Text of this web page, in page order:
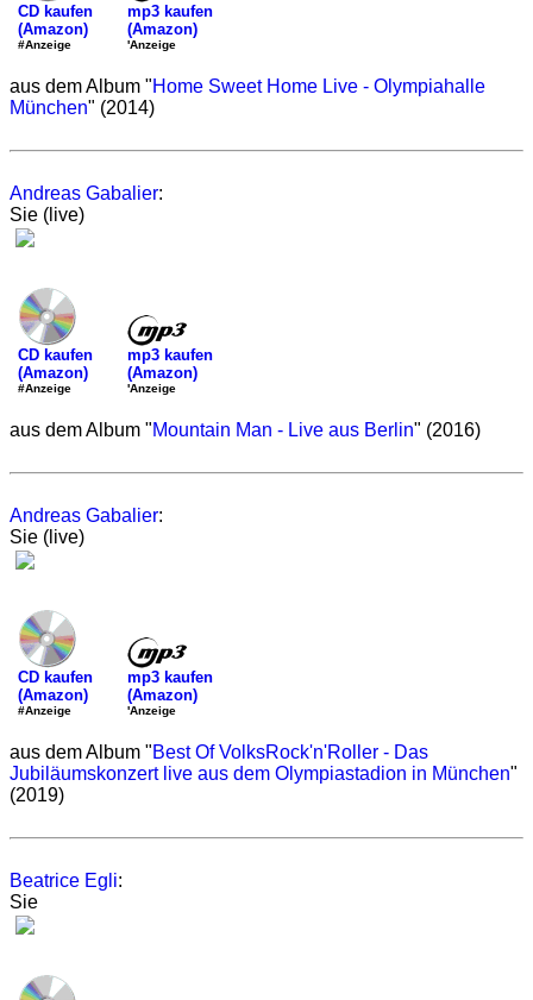
CD kaufen
(Amazon)
#Anzeige
mp3 kaufen
(Amazon)
'Anzeige
aus dem Album "Home Sweet Home Live - Olympiahalle
München" (2014)
Andreas Gabalier:
Sie (live)
CD kaufen
(Amazon)
#Anzeige
mp3 kaufen
(Amazon)
'Anzeige
aus dem Album "Mountain Man - Live aus Berlin" (2016)
Andreas Gabalier:
Sie (live)
CD kaufen
(Amazon)
#Anzeige
mp3 kaufen
(Amazon)
'Anzeige
aus dem Album "Best Of VolksRock'n'Roller - Das
Jubiläumskonzert live aus dem Olympiastadion in München"
(2019)
Beatrice Egli:
Sie